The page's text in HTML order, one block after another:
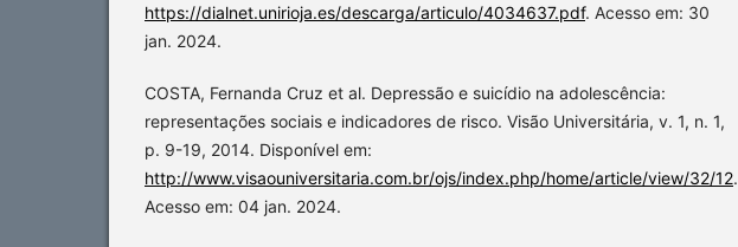
https://dialnet.unirioja.es/descarga/articulo/4034637.pdf. Acesso em: 30
jan. 2024.
COSTA, Fernanda Cruz et al. Depressão e suicídio na adolescência:
representações sociais e indicadores de risco. Visão Universitária, v. 1, n. 1,
p. 9-19, 2014. Disponível em:
http://www.visaouniversitaria.com.br/ojs/index.php/home/article/view/32/12.
Acesso em: 04 jan. 2024.